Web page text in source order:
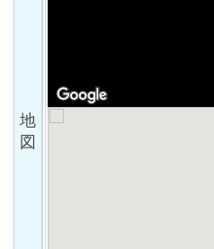
地
図